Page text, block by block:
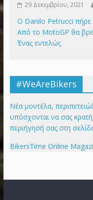
29 Δεκεμβρίου, 2021
Ο Danilo Petrucci πήρε
Από το MotoGP θα
Ένας εντελώς
#WeAreBikers
Νέα μοντέλα,
υπόσχονται να σας
περιήγησή σας στη
BikersTime Online